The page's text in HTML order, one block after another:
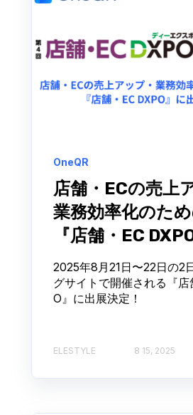
OneQR
店舗・ECの売上
業務効率化のた
『店舗・EC
2025年8月21日〜22日の2
グサイトで開催される『店
O』に出展決定！
ELESTYLE 8 15, 2025